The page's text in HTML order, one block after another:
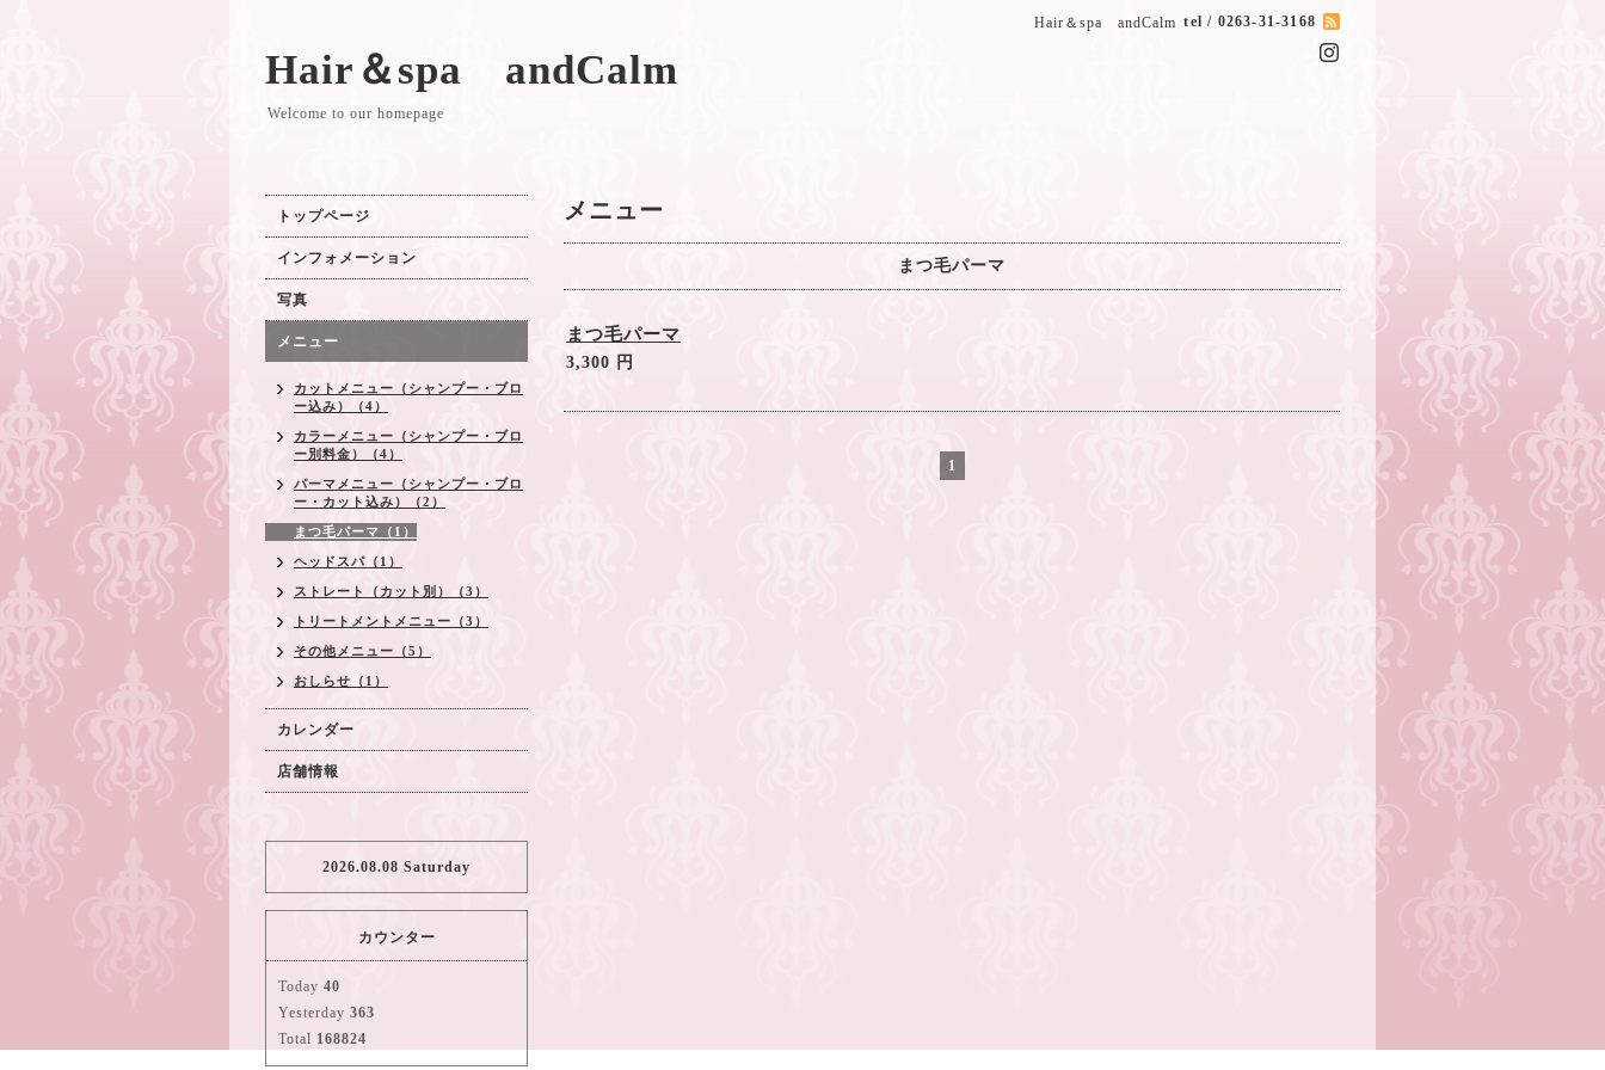
Hair＆spa andCalm tel / 0263-31-3168
Hair＆spa andCalm
Welcome to our homepage
メニュー
まつ毛パーマ
まつ毛パーマ
3,300 円
1
トップページ
インフォメーション
写真
メニュー
カットメニュー（シャンプー・ブロ
ー込み）（4）
カラーメニュー（シャンプー・ブロ
ー別料金）（4）
パーマメニュー（シャンプー・ブロ
ー・カット込み）（2）
まつ毛パーマ（1）
ヘッドスパ（1）
ストレート（カット別）（3）
トリートメントメニュー（3）
その他メニュー（5）
おしらせ（1）
カレンダー
店舗情報
2026.08.08 Saturday
カウンター
Today 40
Yesterday 363
Total 168824